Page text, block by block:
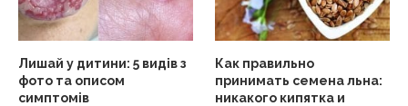
Лишай у дитини: 5 видів з
фото та описом
симптомів
Как правильно
принимать семена льна:
никакого кипятка и